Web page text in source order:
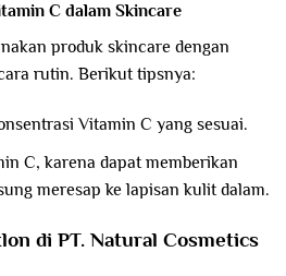
C dalam Skincare
produk skincare dengan
rutin. Berikut tipsnya:
Vitamin C yang sesuai.
C, karena dapat memberikan
meresap ke lapisan kulit dalam.
di PT. Natural Cosmetics